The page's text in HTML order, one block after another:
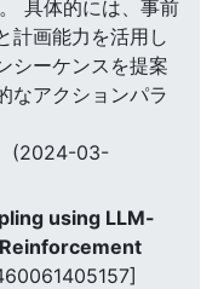
具体的には、事前
計画能力を活用し
シーケンスを提案
なアクションパラ
(2024-03-
using LLM-